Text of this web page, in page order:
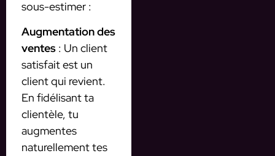
sous-estimer :
Augmentation des
ventes : Un client
satisfait est un
client qui revient.
En fidélisant ta
clientèle, tu
augmentes
naturellement tes